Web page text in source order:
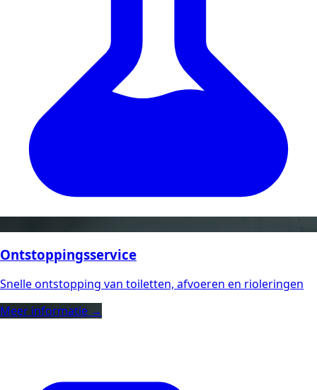
Ontstoppingsservice
Snelle ontstopping van toiletten, afvoeren en rioleringen
Meer informatie →